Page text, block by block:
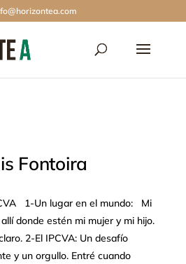
Fontoira
1-Un lugar en el mundo: Mi
donde estén mi mujer y mi hijo.
2-El IPCVA: Un desafío
y un orgullo. Entré cuando